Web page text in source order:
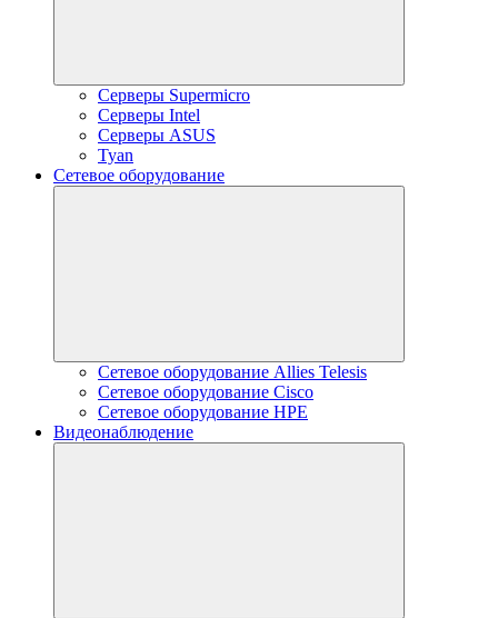
Серверы Supermicro
Серверы Intel
Серверы ASUS
Tyan
Сетевое оборудование
Сетевое оборудование Allies Telesis
Сетевое оборудование Cisco
Сетевое оборудование HPE
Видеонаблюдение